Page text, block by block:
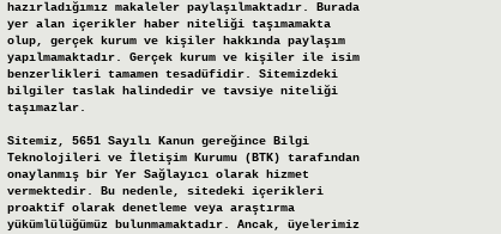
hazırladığımız makaleler paylaşılmaktadır. Burada
yer alan içerikler haber niteliği taşımamakta
olup, gerçek kurum ve kişiler hakkında paylaşım
yapılmamaktadır. Gerçek kurum ve kişiler ile isim
benzerlikleri tamamen tesadüfidir. Sitemizdeki
bilgiler taslak halindedir ve tavsiye niteliği
taşımazlar.
Sitemiz, 5651 Sayılı Kanun gereğince Bilgi
Teknolojileri ve İletişim Kurumu (BTK) tarafından
onaylanmış bir Yer Sağlayıcı olarak hizmet
vermektedir. Bu nedenle, sitedeki içerikleri
proaktif olarak denetleme veya araştırma
yükümlülüğümüz bulunmamaktadır. Ancak, üyelerimiz